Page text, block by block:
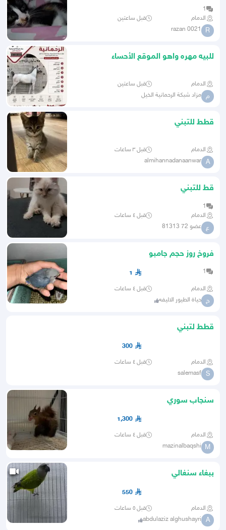
1
الدمام
قبل ساعتين
R
razan 0021
للبيه مهره واهو الموقع الأحساء
الدمام قبل ساعتين
م مزاد شبكة الرحمانية الخيل
قطط للتبني
الدمام قبل ٣ ساعات
A
almihannadanaanwar
قط للتبني
1
الدمام
قبل ٤ ساعات
ع عضو 72 81313
فروخ روز حجم جامبو
1
1
الدمام قبل ٤ ساعات
ح حياة الطيور الاليفه
قطط لتبني
300
الدمام قبل ٤ ساعات
S
salemasf
سنجاب سوري
1,300
الدمام قبل ٤ ساعات
M
mazinalbaqshi
ببغاء سنغالي
550
الدمام قبل ٥ ساعات
A
abdulaziz alghushayri